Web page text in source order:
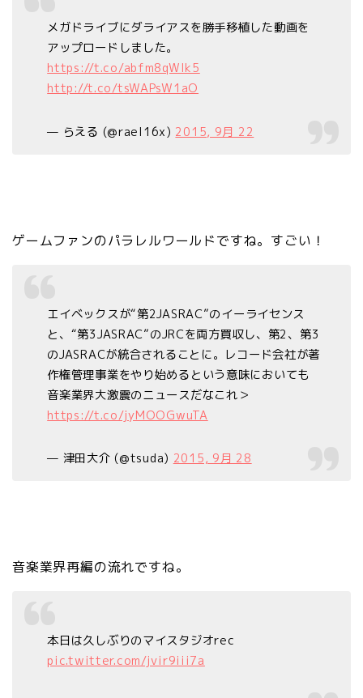
メガドライブにダライアスを勝手移植した動画を
アップロードしました。
https://t.co/abfm8qWlk5
http://t.co/tsWAPsW1aO
— らえる (@rael16x) 2015, 9月 22
ゲームファンのパラレルワールドですね。すごい！
エイベックスが“第2JASRAC”のイーライセンス
と、“第3JASRAC”のJRCを両方買収し、第2、第3
のJASRACが統合されることに。レコード会社が著
作権管理事業をやり始めるという意味においても
音楽業界大激震のニュースだなこれ＞
https://t.co/jyMOOGwuTA
— 津田大介 (@tsuda) 2015, 9月 28
音楽業界再編の流れですね。
本日は久しぶりのマイスタジオrec
pic.twitter.com/jvir9iii7a